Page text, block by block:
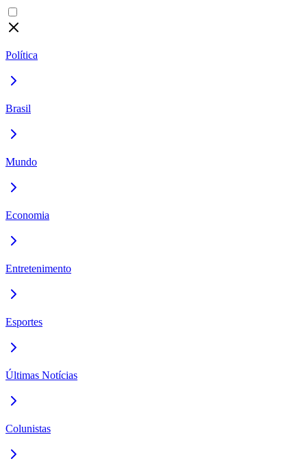
Política
Brasil
Mundo
Economia
Entretenimento
Esportes
Últimas Notícias
Colunistas